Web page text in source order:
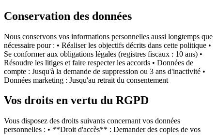
Conservation des données
Nous conservons vos informations personnelles aussi longtemps que
nécessaire pour : • Réaliser les objectifs décrits dans cette politique •
Se conformer aux obligations légales (registres fiscaux : 10 ans) •
Résoudre les litiges et faire respecter les accords • Données de
compte : Jusqu'à la demande de suppression ou 3 ans d'inactivité •
Données marketing : Jusqu'au retrait du consentement
Vos droits en vertu du RGPD
Vous disposez des droits suivants concernant vos données
personnelles : • **Droit d'accès** : Demander des copies de vos